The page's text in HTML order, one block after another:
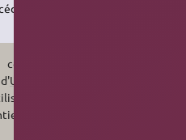
directement à un contenu
URI
jamais